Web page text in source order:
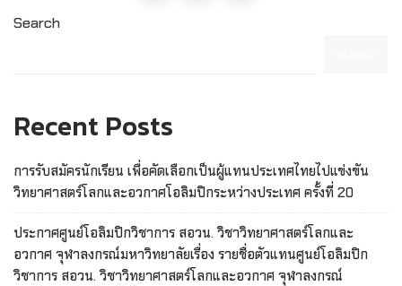
Search
Recent Posts
การรับสมัครนักเรียน เพื่อคัดเลือกเป็นผู้แทนประเทศไทยไปแข่งขัน
วิทยาศาสตร์โลกและอวกาศโอลิมปิกระหว่างประเทศ ครั้งที่ 20
ประกาศศูนย์โอลิมปิกวิชาการ สอวน. วิชาวิทยาศาสตร์โลกและ
อวกาศ จุฬาลงกรณ์มหาวิทยาลัยเรื่อง รายชื่อตัวแทนศูนย์โอลิมปิก
วิชาการ สอวน. วิชาวิทยาศาสตร์โลกและอวกาศ จุฬาลงกรณ์